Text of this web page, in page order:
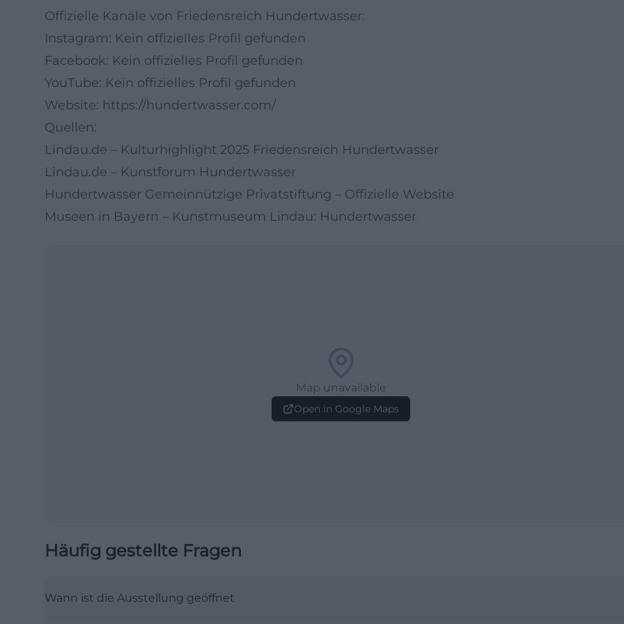
Offizielle Kanäle von Friedensreich Hundertwasser:
Instagram: Kein offizielles Profil gefunden
Facebook: Kein offizielles Profil gefunden
YouTube: Kein offizielles Profil gefunden
Website: https://hundertwasser.com/
Quellen:
Lindau.de – Kulturhighlight 2025 Friedensreich Hundertwasser
Lindau.de – Kunstforum Hundertwasser
Hundertwasser Gemeinnützige Privatstiftung – Offizielle Website
Museen in Bayern – Kunstmuseum Lindau: Hundertwasser
Map unavailable
Open in Google Maps
Häufig gestellte Fragen
Wann ist die Ausstellung geöffnet